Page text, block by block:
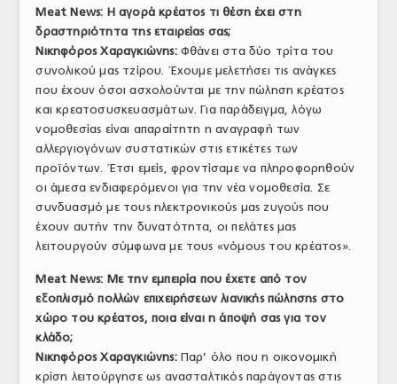
Meat News: Η αγορά κρέατος τι θέση έχει στη
δραστηριότητα της εταιρείας σας;
Νικηφόρος Χαραγκιώνης:Φθάνει στα δύο τρίτα του
συνολικού μας τζίρου. Έχουμε μελετήσει τις ανάγκες
που έχουν όσοι ασχολούνται με την πώληση κρέατος
και κρεατοσυσκευασμάτων. Για παράδειγμα, λόγω
νομοθεσίας είναι απαραίτητη η αναγραφή των
αλλεργιογόνων συστατικών στις ετικέτες των
προϊόντων. Έτσι εμείς, φροντίσαμε να πληροφορηθούν
οι άμεσα ενδιαφερόμενοι για την νέα νομοθεσία. Σε
συνδυασμό με τους ηλεκτρονικούς μας ζυγούς που
έχουν αυτήν την δυνατότητα, οι πελάτες μας
λειτουργούν σύμφωνα με τους «νόμους του κρέατος».
Meat News: Με την εμπειρία που έχετε από τον
εξοπλισμό πολλών επιχειρήσεων λιανικής πώλησης στο
χώρο του κρέατος, ποια είναι η άποψή σας για τον
κλάδο;
Νικηφόρος Χαραγκιώνης: Παρ’ όλο που η οικονομική
κρίση λειτούργησε ως ανασταλτικός παράγοντας στις